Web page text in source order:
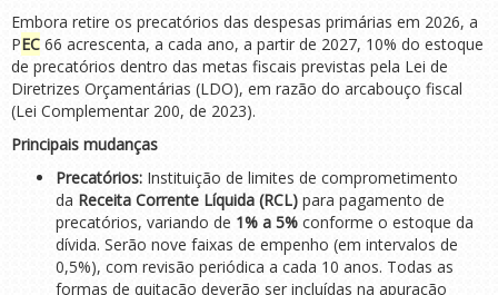
Embora retire os precatórios das despesas primárias em 2026, a
PEC 66 acrescenta, a cada ano, a partir de 2027, 10% do estoque
de precatórios dentro das metas fiscais previstas pela Lei de
Diretrizes Orçamentárias (LDO), em razão do arcabouço fiscal
(Lei Complementar 200, de 2023).
Principais mudanças
Precatórios: Instituição de limites de comprometimento
da Receita Corrente Líquida (RCL) para pagamento de
precatórios, variando de 1% a 5% conforme o estoque da
dívida. Serão nove faixas de empenho (em intervalos de
0,5%), com revisão periódica a cada 10 anos. Todas as
formas de quitação deverão ser incluídas na apuração